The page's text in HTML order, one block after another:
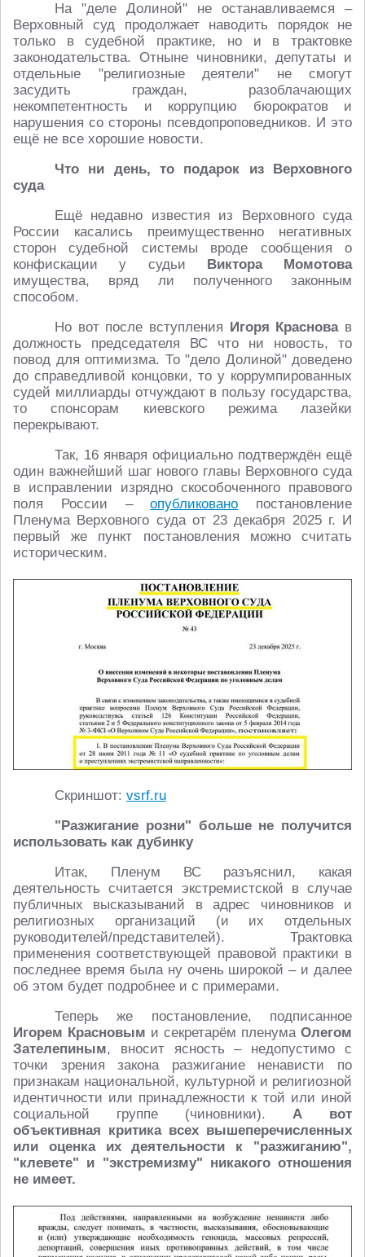
На "деле Долиной" не останавливаемся –
Верховный суд продолжает наводить порядок не
только в судебной практике, но и в трактовке
законодательства. Отныне чиновники, депутаты и
отдельные "религиозные деятели" не смогут
засудить граждан, разоблачающих
некомпетентность и коррупцию бюрократов и
нарушения со стороны псевдопроповедников. И это
ещё не все хорошие новости.
Что ни день, то подарок из Верховного
суда
Ещё недавно известия из Верховного суда
России касались преимущественно негативных
сторон судебной системы вроде сообщения о
конфискации у судьи Виктора Момотова
имущества, вряд ли полученного законным
способом.
Но вот после вступления Игоря Краснова в
должность председателя ВС что ни новость, то
повод для оптимизма. То "дело Долиной" доведено
до справедливой концовки, то у коррумпированных
судей миллиарды отчуждают в пользу государства,
то спонсорам киевского режима лазейки
перекрывают.
Так, 16 января официально подтверждён ещё
один важнейший шаг нового главы Верховного суда
в исправлении изрядно скособоченного правового
поля России –опубликовано постановление
Пленума Верховного суда от 23 декабря 2025 г. И
первый же пункт постановления можно считать
историческим.
Скриншот: vsrf.ru
"Разжигание розни" больше не получится
использовать как дубинку
Итак, Пленум ВС разъяснил, какая
деятельность считается экстремистской в случае
публичных высказываний в адрес чиновников и
религиозных организаций (и их отдельных
руководителей/представителей). Трактовка
применения соответствующей правовой практики в
последнее время была ну очень широкой – и далее
об этом будет подробнее и с примерами.
Теперь же постановление, подписанное
Игорем Красновым и секретарём пленума Олегом
Зателепиным, вносит ясность – недопустимо с
точки зрения закона разжигание ненависти по
признакам национальной, культурной и религиозной
идентичности или принадлежности к той или иной
социальной группе (чиновники). А вот
объективная критика всех вышеперечисленных
или оценка их деятельности к "разжиганию",
"клевете" и "экстремизму" никакого отношения
не имеет.